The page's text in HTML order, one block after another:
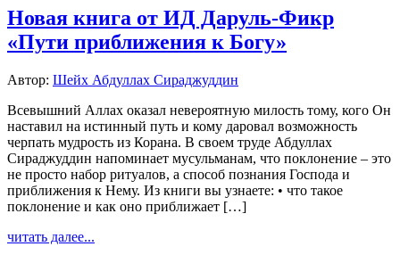
Новая книга от ИД Даруль-Фикр
«Пути приближения к Богу»
Автор: Шейх Абдуллах Сираджуддин
Всевышний Аллах оказал невероятную милость тому, кого Он
наставил на истинный путь и кому даровал возможность
черпать мудрость из Корана. В своем труде Абдуллах
Сираджуддин напоминает мусульманам, что поклонение – это
не просто набор ритуалов, а способ познания Господа и
приближения к Нему. Из книги вы узнаете: • что такое
поклонение и как оно приближает […]
читать далее...